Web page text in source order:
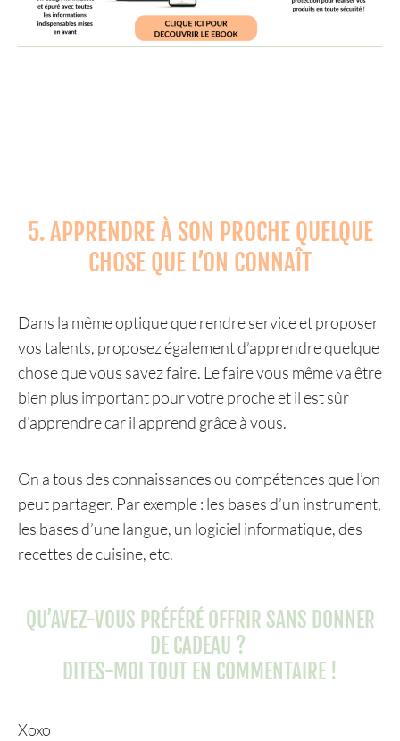
5. APPRENDRE À SON PROCHE QUELQUE
CHOSE QUE L’ON CONNAÎT
Dans la même optique que rendre service et proposer
vos talents, proposez également d’apprendre quelque
chose que vous savez faire. Le faire vous même va être
bien plus important pour votre proche et il est sûr
d’apprendre car il apprend grâce à vous.
On a tous des connaissances ou compétences que l’on
peut partager. Par exemple : les bases d’un instrument,
les bases d’une langue, un logiciel informatique, des
recettes de cuisine, etc.
QU’AVEZ-VOUS PRÉFÉRÉ OFFRIR SANS DONNER
DE CADEAU ?
DITES-MOI TOUT EN COMMENTAIRE !
Xoxo